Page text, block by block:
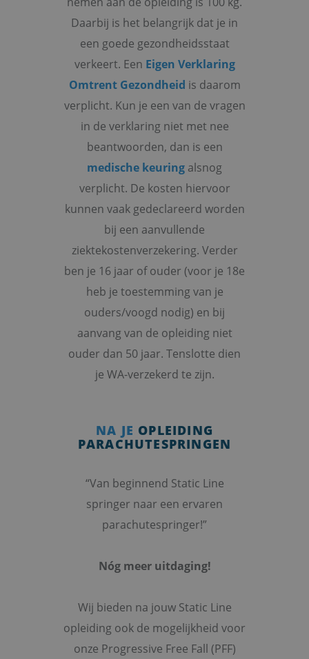
Daarbij is het belangrijk dat je in
een goede gezondheidsstaat
verkeert. Een Eigen Verklaring
Omtrent Gezondheid is daarom
verplicht. Kun je een van de vragen
in de verklaring niet met nee
beantwoorden, dan is een
medische keuring alsnog
verplicht. De kosten hiervoor
kunnen vaak gedeclareerd worden
bij een aanvullende
ziektekostenverzekering. Verder
ben je 16 jaar of ouder (voor je 18e
heb je toestemming van je
ouders/voogd nodig) en bij
aanvang van de opleiding niet
ouder dan 50 jaar. Tenslotte dien
je WA-verzekerd te zijn.
NA JE OPLEIDING
PARACHUTESPRINGEN
“Van beginnend Static Line
springer naar een ervaren
parachutespringer!”
Nóg meer uitdaging!
Wij bieden na jouw Static Line
opleiding ook de mogelijkheid voor
onze Progressive Free Fall (PFF)